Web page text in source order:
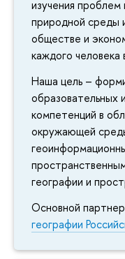
изучения проблем
природной среды
обществе и
каждого человека
Наша цель –
образовательных
компетенций в
окружающей
географии и
Основной
географии